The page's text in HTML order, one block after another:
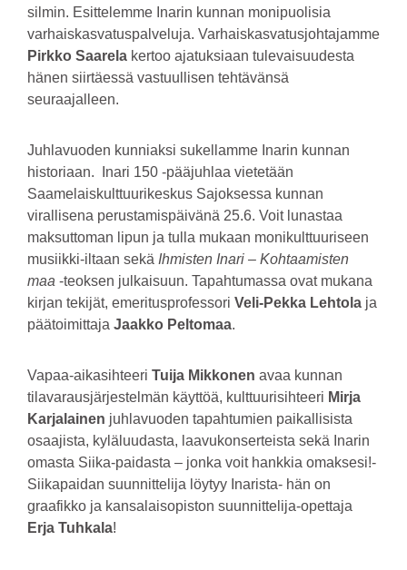
silmin. Esittelemme Inarin kunnan monipuolisia
varhaiskasvatuspalveluja. Varhaiskasvatusjohtajamme
Pirkko Saarela kertoo ajatuksiaan tulevaisuudesta
hänen siirtäessä vastuullisen tehtävänsä
seuraajalleen.
Juhlavuoden kunniaksi sukellamme Inarin kunnan
historiaan. Inari 150 -pääjuhlaa vietetään
Saamelaiskulttuurikeskus Sajoksessa kunnan
virallisena perustamispäivänä 25.6. Voit lunastaa
maksuttoman lipun ja tulla mukaan monikulttuuriseen
musiikki-iltaan sekä Ihmisten Inari – Kohtaamisten
maa -teoksen julkaisuun. Tapahtumassa ovat mukana
kirjan tekijät, emeritusprofessori Veli-Pekka Lehtola ja
päätoimittaja Jaakko Peltomaa.
Vapaa-aikasihteeri Tuija Mikkonen avaa kunnan
tilavarausjärjestelmän käyttöä, kulttuurisihteeri Mirja
Karjalainen juhlavuoden tapahtumien paikallisista
osaajista, kyläluudasta, laavukonserteista sekä Inarin
omasta Siika-paidasta – jonka voit hankkia omaksesi!-
Siikapaidan suunnittelija löytyy Inarista- hän on
graafikko ja kansalaisopiston suunnittelija-opettaja
Erja Tuhkala!